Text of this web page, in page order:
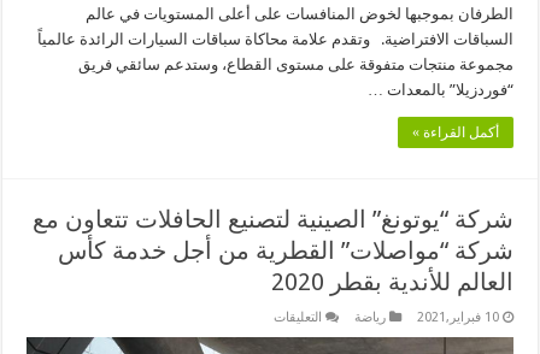
الطرفان بموجبها لخوض المنافسات على أعلى المستويات في عالم
السباقات الافتراضية. وتقدم علامة محاكاة سباقات السيارات الرائدة عالمياً
مجموعة منتجات متفوقة على مستوى القطاع، وستدعم سائقي فريق
“فوردزيلا” بالمعدات …
أكمل القراءة »
شركة “يوتونغ” الصينية لتصنيع الحافلات تتعاون مع
شركة “مواصلات” القطرية من أجل خدمة كأس
العالم للأندية بقطر 2020
10 فبراير,2021 رياضة التعليقاتعلى